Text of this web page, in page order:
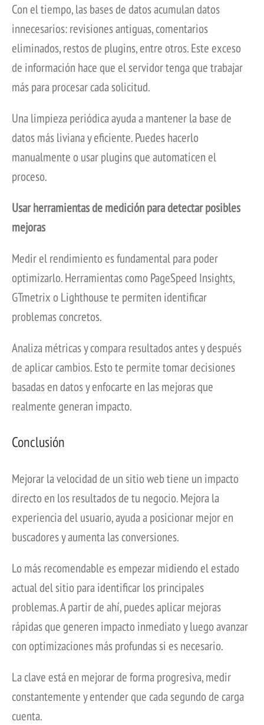
Con el tiempo, las bases de datos acumulan datos
innecesarios: revisiones antiguas, comentarios
eliminados, restos de plugins, entre otros. Este exceso
de información hace que el servidor tenga que trabajar
más para procesar cada solicitud.
Una limpieza periódica ayuda a mantener la base de
datos más liviana y eficiente. Puedes hacerlo
manualmente o usar plugins que automaticen el
proceso.
Usar herramientas de medición para detectar posibles
mejoras
Medir el rendimiento es fundamental para poder
optimizarlo. Herramientas como PageSpeed Insights,
GTmetrix o Lighthouse te permiten identificar
problemas concretos.
Analiza métricas y compara resultados antes y después
de aplicar cambios. Esto te permite tomar decisiones
basadas en datos y enfocarte en las mejoras que
realmente generan impacto.
Conclusión
Mejorar la velocidad de un sitio web tiene un impacto
directo en los resultados de tu negocio. Mejora la
experiencia del usuario, ayuda a posicionar mejor en
buscadores y aumenta las conversiones.
Lo más recomendable es empezar midiendo el estado
actual del sitio para identificar los principales
problemas. A partir de ahí, puedes aplicar mejoras
rápidas que generen impacto inmediato y luego avanzar
con optimizaciones más profundas si es necesario.
La clave está en mejorar de forma progresiva, medir
constantemente y entender que cada segundo de carga
cuenta.